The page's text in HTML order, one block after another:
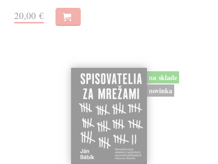
20,00 €
na sklade
novinka